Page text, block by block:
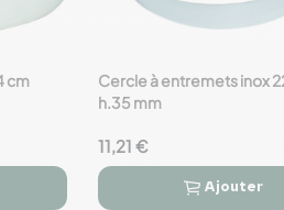
cm
favorite_border
Cercle à entremets inox
h.35 mm
11,21 €
Ajouter